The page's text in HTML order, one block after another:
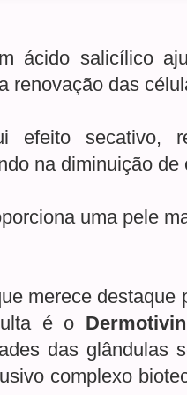
ácido salicílico
renovação das
efeito secativo,
na diminuição de
uma pele
merece destaque
é o
das glândulas
complexo